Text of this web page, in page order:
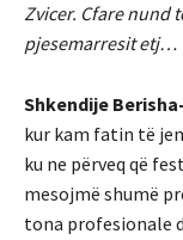
Zvicer. Cfare nund
pjesemarresit etj…
Shkendije
kur kam fatin të
ku ne përveq që
mesojmë shumë
tona profesionale